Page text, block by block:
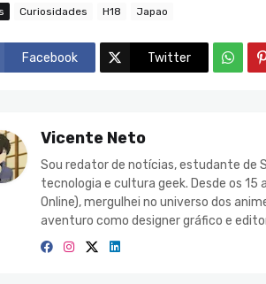
Curiosidades H18 Japao
Facebook Twitter
Vicente Neto
Sou redator de notícias, estudante de
tecnologia e cultura geek. Desde os
Online), mergulhei no universo dos
aventuro como designer gráfico e